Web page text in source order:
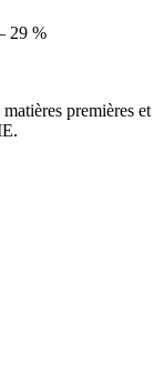
29 %
premières et